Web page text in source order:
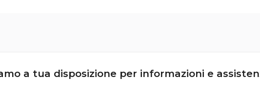
a tua disposizione per informazioni e